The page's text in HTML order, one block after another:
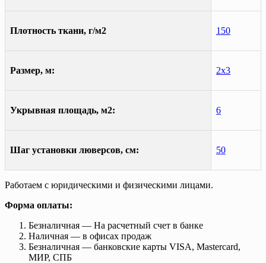
Плотность ткани, г/м2 150
Размер, м: 2х3
Укрывная площадь, м2: 6
Шаг установки люверсов, см: 50
Работаем с юридическими и физическими лицами.
Форма оплаты:
Безналичная — На расчетный счет в банке
Наличная — в офисах продаж
Безналичная — банковские карты VISA, Mastercard,
МИР, СПБ